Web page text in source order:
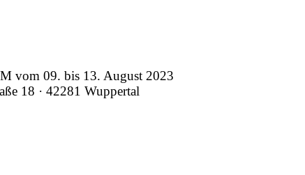
vom 09. bis 13. August 2023
18 · 42281 Wuppertal